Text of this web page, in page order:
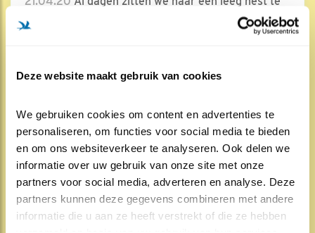
Deze website maakt gebruik van cookies
We gebruiken cookies om content en advertenties te
personaliseren, om functies voor social media te bieden
en om ons websiteverkeer te analyseren. Ook delen we
informatie over uw gebruik van onze site met onze
partners voor social media, adverteren en analyse. Deze
partners kunnen deze gegevens combineren met andere
informatie die u aan ze heeft verstrekt of die ze hebben
kijken, nou ja helemaal leeg is het nest nie..
Nijlgans 1014x
453x
Fascinerende en onvoorspelbare..